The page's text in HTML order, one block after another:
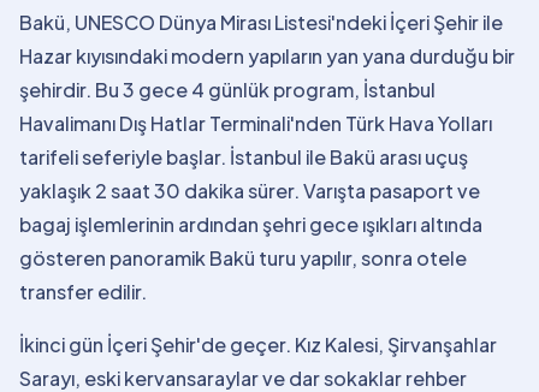
Bakü, UNESCO Dünya Mirası Listesi'ndeki İçeri Şehir ile
Hazar kıyısındaki modern yapıların yan yana durduğu bir
şehirdir. Bu 3 gece 4 günlük program, İstanbul
Havalimanı Dış Hatlar Terminali'nden Türk Hava Yolları
tarifeli seferiyle başlar. İstanbul ile Bakü arası uçuş
yaklaşık 2 saat 30 dakika sürer. Varışta pasaport ve
bagaj işlemlerinin ardından şehri gece ışıkları altında
gösteren panoramik Bakü turu yapılır, sonra otele
transfer edilir.
İkinci gün İçeri Şehir'de geçer. Kız Kalesi, Şirvanşahlar
Sarayı, eski kervansaraylar ve dar sokaklar rehber